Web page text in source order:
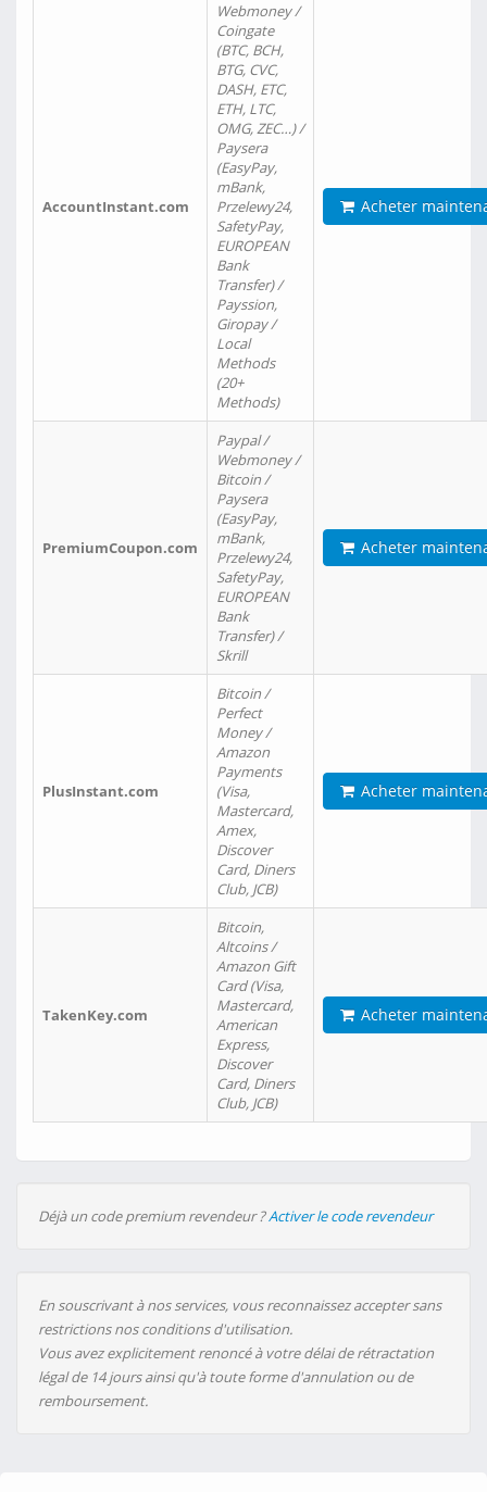
AccountInstant.com
Webmoney /
Coingate
(BTC, BCH,
BTG, CVC,
DASH, ETC,
ETH, LTC,
OMG, ZEC…) /
Paysera
(EasyPay,
mBank,
Przelewy24,
SafetyPay,
EUROPEAN
Bank
Transfer) /
Payssion,
Giropay /
Local
Methods
(20+
Methods)
Acheter
PremiumCoupon.com
Paypal /
Webmoney /
Bitcoin /
Paysera
(EasyPay,
mBank,
Przelewy24,
SafetyPay,
EUROPEAN
Bank
Transfer) /
Skrill
Acheter
PlusInstant.com
Bitcoin /
Perfect
Money /
Amazon
Payments
(Visa,
Mastercard,
Amex,
Discover
Card, Diners
Club, JCB)
Acheter
TakenKey.com
Bitcoin,
Altcoins /
Amazon Gift
Card (Visa,
Mastercard,
American
Express,
Discover
Card, Diners
Club, JCB)
Acheter
Déjà un code premium revendeur ?Activer le code revendeur
En souscrivant à nos services, vous reconnaissez accepter sans
restrictions nos conditions d'utilisation.
Vous avez explicitement renoncé à votre délai de rétractation
légal de 14 jours ainsi qu'à toute forme d'annulation ou de
remboursement.